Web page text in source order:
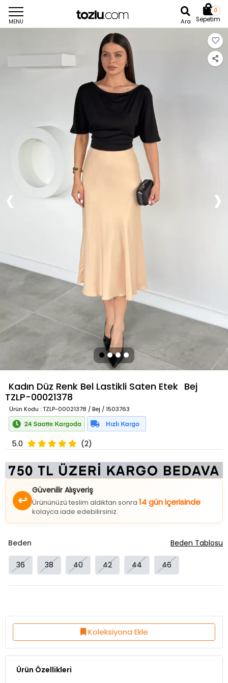
MENU Ara
0
Sepetim
Kadın Düz Renk Bel Lastikli Saten Etek Bej
TZLP-00021378
Ürün Kodu : TZLP-00021378 / Bej / 1503763
5.0 (2)
↩
Güvenilir Alışveriş
Ürününüzü teslim aldıktan sonra 14 gün içerisinde
kolayca iade edebilirsiniz.
Beden
36 38 40 42 44 46
Beden Tablosu
Koleksiyona Ekle
Ürün Özellikleri